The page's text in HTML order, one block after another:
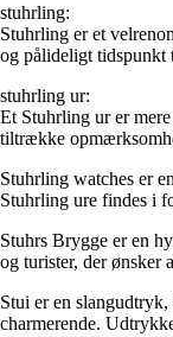
stuhrling:
Stuhrling er et
og pålideligt tidspunkt
stuhrling ur:
Et Stuhrling ur er
tiltrække
Stuhrling watches er
Stuhrling ure findes i
Stuhrs Brygge er en
og turister, der ønsker
Stui er en
charmerende.